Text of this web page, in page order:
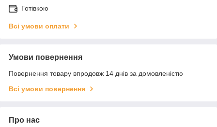
Готівкою
Всі умови оплати
Умови повернення
Повернення товару впродовж 14 днів за домовленістю
Всі умови повернення
Про нас